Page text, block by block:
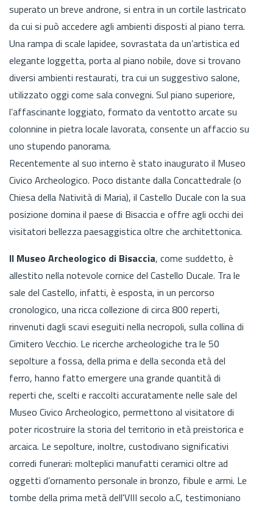
superato un breve androne, si entra in un cortile lastricato
da cui si può accedere agli ambienti disposti al piano terra.
Una rampa di scale lapidee, sovrastata da un’artistica ed
elegante loggetta, porta al piano nobile, dove si trovano
diversi ambienti restaurati, tra cui un suggestivo salone,
utilizzato oggi come sala convegni. Sul piano superiore,
l’affascinante loggiato, formato da ventotto arcate su
colonnine in pietra locale lavorata, consente un affaccio su
uno stupendo panorama.
Recentemente al suo interno è stato inaugurato il Museo
Civico Archeologico. Poco distante dalla Concattedrale (o
Chiesa della Natività di Maria), il Castello Ducale con la sua
posizione domina il paese di Bisaccia e offre agli occhi dei
visitatori bellezza paesaggistica oltre che architettonica.
Il Museo Archeologico di Bisaccia, come suddetto, è
allestito nella notevole cornice del Castello Ducale. Tra le
sale del Castello, infatti, è esposta, in un percorso
cronologico, una ricca collezione di circa 800 reperti,
rinvenuti dagli scavi eseguiti nella necropoli, sulla collina di
Cimitero Vecchio. Le ricerche archeologiche tra le 50
sepolture a fossa, della prima e della seconda età del
ferro, hanno fatto emergere una grande quantità di
reperti che, scelti e raccolti accuratamente nelle sale del
Museo Civico Archeologico, permettono al visitatore di
poter ricostruire la storia del territorio in età preistorica e
arcaica. Le sepolture, inoltre, custodivano significativi
corredi funerari: molteplici manufatti ceramici oltre ad
oggetti d’ornamento personale in bronzo, fibule e armi. Le
tombe della prima metà dell'VIII secolo a.C, testimoniano